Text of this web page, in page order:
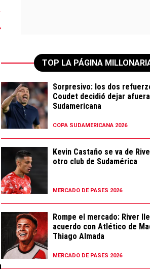
TOP LA PÁGINA
Sorpresivo: los dos
Coudet decidió dejar
Sudamericana
COPA SUDAMERICANA 2026
Kevin Castaño se va de
otro club de Sudamérica
MERCADO DE PASES 2026
Rompe el mercado: River
acuerdo con Atlético de
Thiago Almada
MERCADO DE PASES 2026